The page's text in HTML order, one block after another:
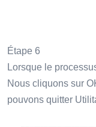
Étape 6
Lorsque le
Nous cliquons sur
pouvons quitter